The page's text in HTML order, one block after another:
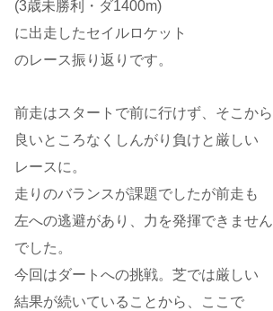
(3歳未勝利・ダ1400m)
に出走したセイルロケット
のレース振り返りです。
前走はスタートで前に行けず、そこから
良いところなくしんがり負けと厳しい
レースに。
走りのバランスが課題でしたが前走も
左への逃避があり、力を発揮できません
でした。
今回はダートへの挑戦。芝では厳しい
結果が続いていることから、ここで